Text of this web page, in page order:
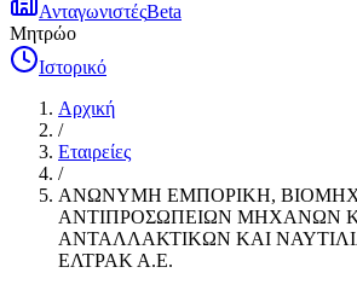
ΑνταγωνιστέςBeta
Μητρώο
Ιστορικό
Αρχική
/
Εταιρείες
/
ΑΝΩΝΥΜΗ ΕΜΠΟΡΙΚΗ,
ΑΝΤΙΠΡΟΣΩΠΕΙΩΝ ΜΗΧΑΝΩΝ
ΑΝΤΑΛΛΑΚΤΙΚΩΝ ΚΑΙ
ΕΛΤΡΑΚ Α.Ε.